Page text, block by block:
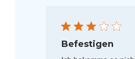
Befestigen